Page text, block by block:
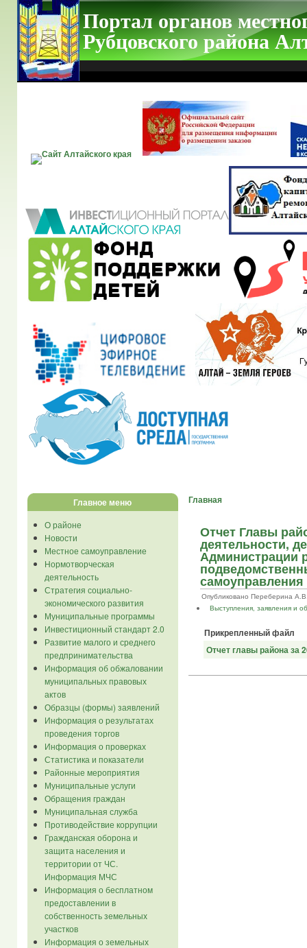
Портал органов
Рубцовского района
Главное меню
О районе
Новости
Местное самоуправление
Нормотворческая
деятельность
Стратегия социально-
экономического развития
Муниципальные программы
Инвестиционный стандарт 2.0
Развитие малого и среднего
предпринимательства
Информация об обжаловании
муниципальных правовых
актов
Образцы (формы) заявлений
Информация о результатах
проведения торгов
Информация о проверках
Статистика и показатели
Районные мероприятия
Муниципальные услуги
Обращения граждан
Муниципальная служба
Противодействие коррупции
Гражданская оборона и
защита населения и
территории от ЧС.
Информация МЧС
Информация о бесплатном
предоставлении в
собственность земельных
участков
Информация о земельных
Главная
Отчет Главы
деятельности,
Администрации
самоуправления
Опубликовано Переберина А.В.
Выступления, заявления и
Прикрепленный файл
Отчет главы района за